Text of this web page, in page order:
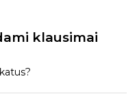
klausimai